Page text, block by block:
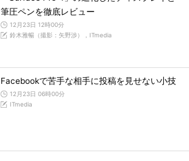
筆圧ペンを徹底レビュー
12月23日 12時00分
鈴木雅暢（撮影：矢野渉），ITmedia
Facebookで苦手な相手に投稿を見せない小技
12月23日 06時00分
ITmedia